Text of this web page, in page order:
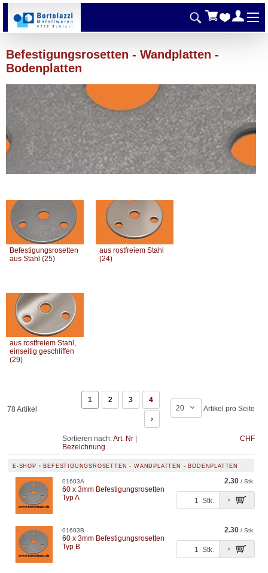
Befestigungsrosetten - Wandplatten -
Bodenplatten
Befestigungsrosetten
aus Stahl (25)
aus rostfreiem Stahl
(24)
aus rostfreiem Stahl,
einseitig geschliffen
(29)
78 Artikel
1 2 3 4
›
20 Artikel pro Seite
Sortieren nach:Art. Nr
Bezeichnung
CHF
E-SHOP › BEFESTIGUNGSROSETTEN - WANDPLATTEN - BODENPLATTEN
01603A
60 x 3mm Befestigungsrosetten
Typ A
2.30 / Stk.
Stk.
01603B
60 x 3mm Befestigungsrosetten
Typ B
2.30 / Stk.
Stk.